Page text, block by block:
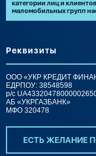
info@navse.ua
Реквизиты
ООО «УКР КРЕДИТ
ЕДРПОУ: 38548598
МФО 320478